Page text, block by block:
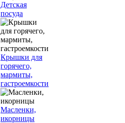
Детская
посуда
Крышки для
горячего,
мармиты,
гастроемкости
Масленки,
икорницы